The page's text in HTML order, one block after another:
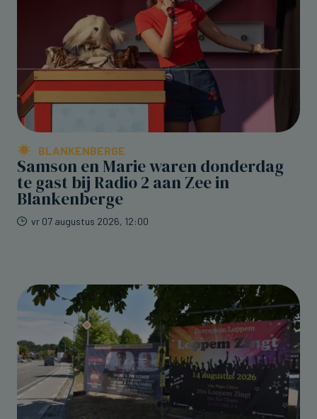
BLANKENBERGE
Samson en Marie waren donderdag
te gast bij Radio 2 aan Zee in
Blankenberge
vr 07 augustus 2026, 12:00